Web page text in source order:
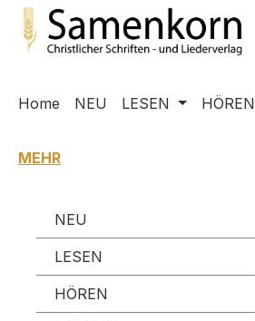
Hauptinhalt springen
Zur Suche springen
Zur Hauptnavigation springen
Home NEU LESEN HÖREN
MEHR
NEU
LESEN
HÖREN